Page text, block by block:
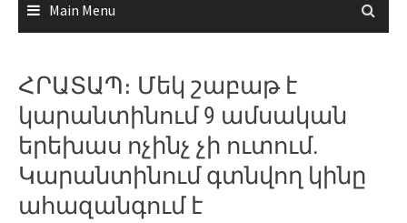
Main Menu
ՀՐԱՏԱՊ։ Մեկ շաբաթ է
կարանտինում 9 ամսական
երեխաս ոչինչ չի ուտում.
Կարանտինում գտնվող կինը
ահազանգում է